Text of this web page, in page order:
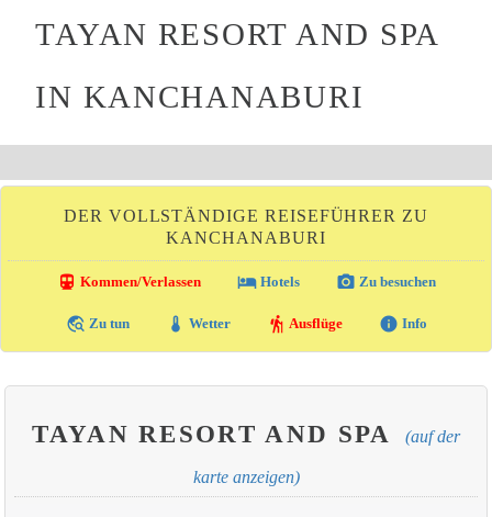
TAYAN RESORT AND SPA
IN KANCHANABURI
DER VOLLSTÄNDIGE REISEFÜHRER ZU
KANCHANABURI
directions_transit Kommen/Verlassen local_hotelHotels photo_camera Zu besuchen
travel_explore Zu tun thermostat Wetter hiking Ausflüge info Info
TAYAN RESORT AND SPA (auf der
karte anzeigen)